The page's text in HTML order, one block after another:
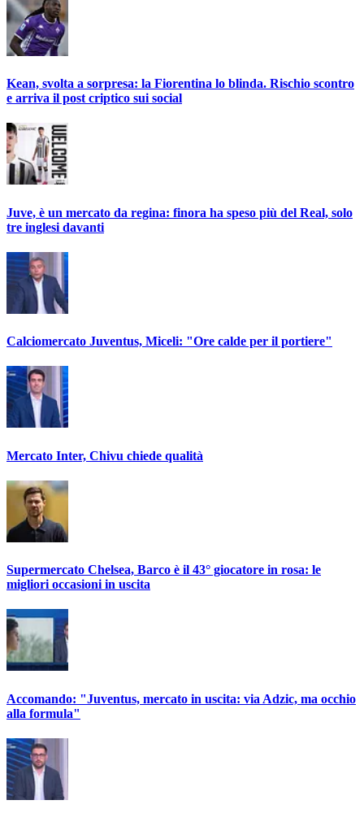
Kean, svolta a sorpresa: la Fiorentina lo blinda. Rischio scontro
e arriva il post criptico sui social
Juve, è un mercato da regina: finora ha speso più del Real, solo
tre inglesi davanti
Calciomercato Juventus, Miceli: "Ore calde per il portiere"
Mercato Inter, Chivu chiede qualità
Supermercato Chelsea, Barco è il 43° giocatore in rosa: le
migliori occasioni in uscita
Accomando: "Juventus, mercato in uscita: via Adzic, ma occhio
alla formula"